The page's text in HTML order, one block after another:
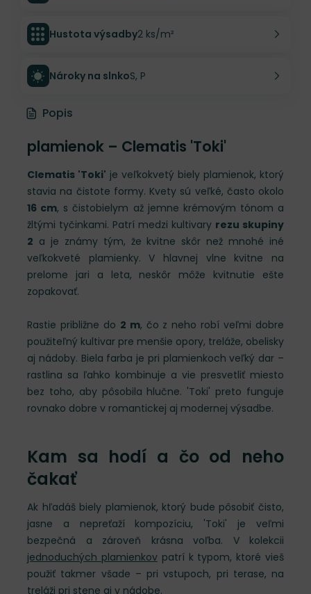
Hustota výsadby2 ks/m²
Nároky na slnkoS, P
Popis
plamienok – Clematis 'Toki'
Clematis 'Toki' je veľkokvetý biely plamienok, ktorý
stavia na čistote formy. Kvety sú veľké, často okolo
16 cm, s čistobielym až jemne krémovým tónom a
žltými tyčinkami. Patrí medzi kultivary rezu skupiny
2 a je známy tým, že kvitne skôr než mnohé iné
veľkokveté plamienky. V hlavnej vlne kvitne na
prelome jari a leta, neskôr môže kvitnutie ešte
zopakovať.
Rastie približne do 2 m, čo z neho robí veľmi dobre
použiteľný kultivar pre menšie opory, treláže, obelisky
aj nádoby. Biela farba je pri plamienkoch veľký dar –
rastlina sa ľahko kombinuje a vie presvetliť miesto
bez toho, aby pôsobila hlučne. 'Toki' preto funguje
rovnako dobre v romantickej aj modernej výsadbe.
Kam sa hodí a čo od neho
čakať
Ak hľadáš biely plamienok, ktorý bude pôsobiť čisto,
jasne a nepreťaží kompozíciu, 'Toki' je veľmi
bezpečná a zároveň krásna voľba. V kolekcii
jednoduchých plamienkovpatrí k typom, ktoré vieš
použiť takmer všade – pri vstupoch, pri terase, na
treláži pri stene aj v nádobe.